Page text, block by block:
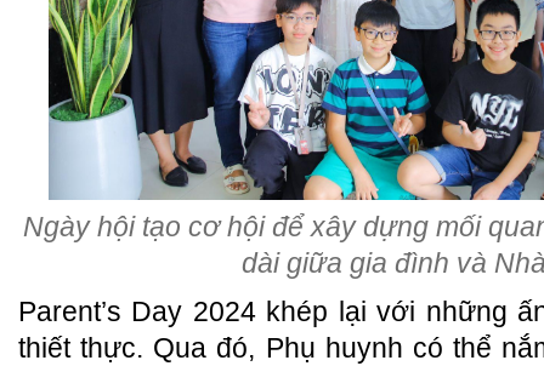
Ngày hội tạo cơ hội để xây dựng mối
dài giữa gia đình và
Parent’s Day 2024 khép lại với những
thiết thực. Qua đó, Phụ huynh có thể